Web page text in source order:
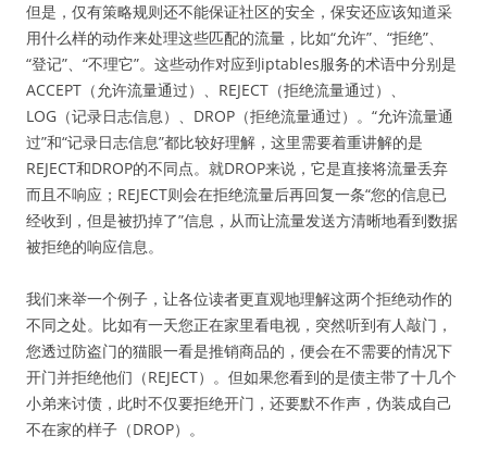
但是，仅有策略规则还不能保证社区的安全，保安还应该知道采
用什么样的动作来处理这些匹配的流量，比如“允许”、“拒绝”、
“登记”、“不理它”。这些动作对应到iptables服务的术语中分别是
ACCEPT（允许流量通过）、REJECT（拒绝流量通过）、
LOG（记录日志信息）、DROP（拒绝流量通过）。“允许流量通
过”和“记录日志信息”都比较好理解，这里需要着重讲解的是
REJECT和DROP的不同点。就DROP来说，它是直接将流量丢弃
而且不响应；REJECT则会在拒绝流量后再回复一条“您的信息已
经收到，但是被扔掉了”信息，从而让流量发送方清晰地看到数据
被拒绝的响应信息。
我们来举一个例子，让各位读者更直观地理解这两个拒绝动作的
不同之处。比如有一天您正在家里看电视，突然听到有人敲门，
您透过防盗门的猫眼一看是推销商品的，便会在不需要的情况下
开门并拒绝他们（REJECT）。但如果您看到的是债主带了十几个
小弟来讨债，此时不仅要拒绝开门，还要默不作声，伪装成自己
不在家的样子（DROP）。